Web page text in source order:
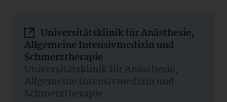
Universitätsklinik für Anästhesie,
Allgemeine Intensivmedizin und
Schmerztherapie
Universitätsklinik für Anästhesie,
Allgemeine Intensivmedizin und
Schmerztherapie